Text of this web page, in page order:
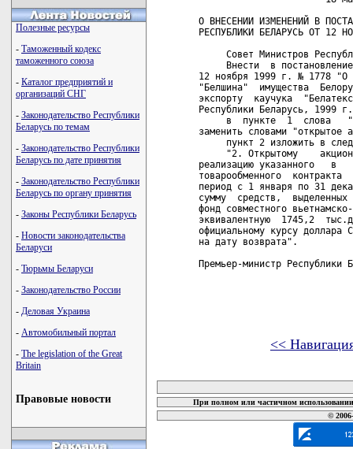
Полезные ресурсы
- Таможенный кодекс
таможенного союза
- Каталог предприятий и
организаций СНГ
- Законодательство Республики
Беларусь по темам
- Законодательство Республики
Беларусь по дате принятия
- Законодательство Республики
Беларусь по органу принятия
- Законы Республики Беларусь
- Новости законодательства
Беларуси
- Тюрьмы Беларуси
- Законодательство России
- Деловая Украина
- Автомобильный портал
- The legislation of the Great
Britain
Правовые новости
О ВНЕСЕНИИ ИЗМЕНЕНИЙ В
РЕСПУБЛИКИ БЕЛАРУСЬ ОТ 12
Совет Министров
Внести  в
12 ноября 1999 г. № 1778 "О
"Белшина"  имущества
экспорту  каучука
Республики Беларусь, 1999
в  пункте  1  слова
заменить словами "открытое
пункт 2 изложить в
"2. Открытому
реализацию указанного   в
товарообменного
период с 1 января по 31
сумму  средств,
фонд совместного
эквивалентную  1745,2
официальному курсу доллара
на дату возврата".
Премьер-министр
<<
При полном или частичном
©